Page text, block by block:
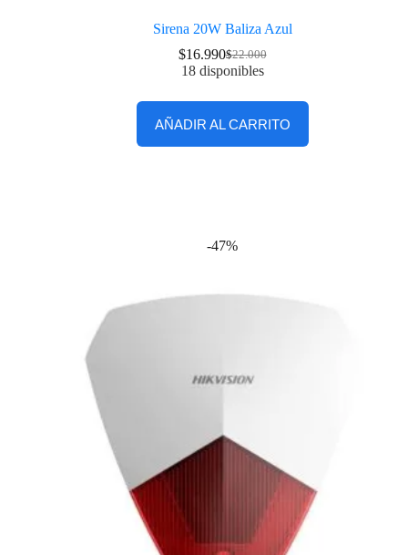
Sirena 20W Baliza Azul
$22.000
$16.990
18 disponibles
AÑADIR AL CARRITO
-47%